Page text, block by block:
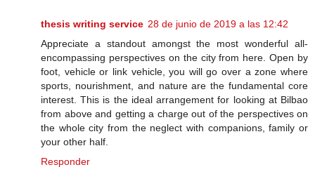
thesis writing service 28 de junio de 2019 a las 12:42
Appreciate a standout amongst the most wonderful all-
encompassing perspectives on the city from here. Open by
foot, vehicle or link vehicle, you will go over a zone where
sports, nourishment, and nature are the fundamental core
interest. This is the ideal arrangement for looking at Bilbao
from above and getting a charge out of the perspectives on
the whole city from the neglect with companions, family or
your other half.
Responder